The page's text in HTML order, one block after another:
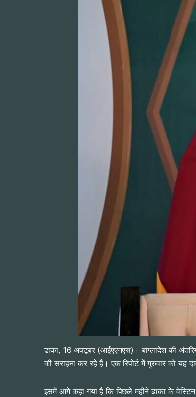
ढाका, 16 अक्टूबर (आईएएनएस)। बांग्लादेश की
की सराहना कर रहे हैं। एक रिपोर्ट में गुरुवार को यह
इसमें आगे कहा गया है कि पिछले महीने ढाका के